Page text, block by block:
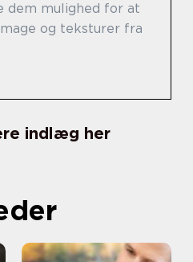
dem mulighed for at
og teksturer fra
indlæg her